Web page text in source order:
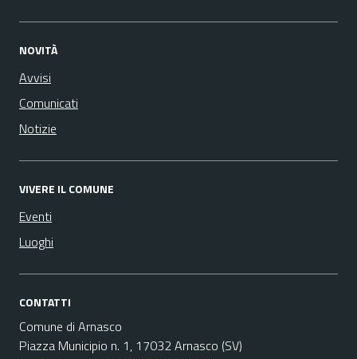
NOVITÀ
Avvisi
Comunicati
Notizie
VIVERE IL COMUNE
Eventi
Luoghi
CONTATTI
Comune di Arnasco
Piazza Municipio n. 1, 17032 Arnasco (SV)